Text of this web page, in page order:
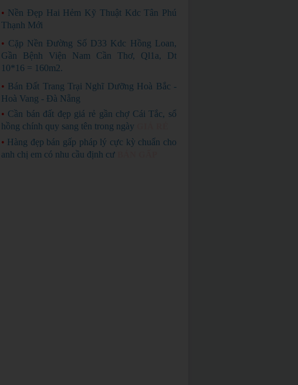
• Nền Đẹp Hai Hẻm Kỹ Thuật Kdc Tân Phú
Thạnh Mới
• Cặp Nền Đường Số D33 Kdc Hồng Loan,
Gần Bệnh Viện Nam Cần Thơ, Ql1a, Dt
10*16 = 160m2.
• Bán Đất Trang Trại Nghĩ Dưỡng Hoà Bắc -
Hoà Vang - Đà Nẵng
• Cần bán đất đẹp giá rẻ gần chợ Cái Tắc, sổ
hồng chính quy sang tên trong ngày
• Hàng đẹp bán gấp pháp lý cực kỳ chuẩn cho
anh chị em có nhu cầu định cư